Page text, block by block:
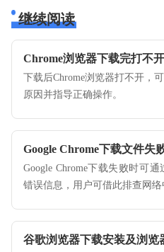
继续阅读
Chrome浏览器下载完打不
下载后Chrome浏览器打不开，
原因并指导正确操作。
Google Chrome下载文件失
Google Chrome下载失败时可
错误信息，用户可借此排查网络